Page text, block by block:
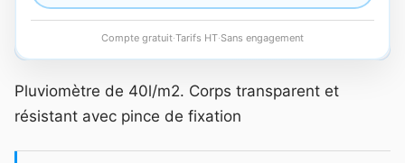
Compte gratuit·Tarifs HT·Sans engagement
Pluviomètre de 40l/m2. Corps transparent et
résistant avec pince de fixation